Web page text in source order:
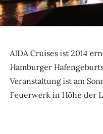
AIDA Cruises ist 2014
Hamburger
Veranstaltung ist am
Feuerwerk in Höhe der